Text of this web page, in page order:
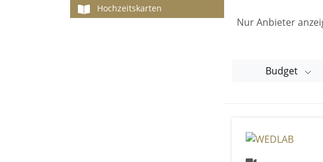
Hochzeitskarten
Nur Anbieter
Budget